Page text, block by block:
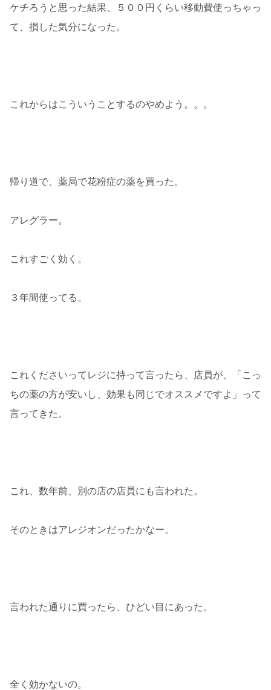
ケチろうと思った結果、５００円くらい移動費使っちゃっ
て、損した気分になった。
これからはこういうことするのやめよう。。。
帰り道で、薬局で花粉症の薬を買った。
アレグラー。
これすごく効く。
３年間使ってる。
これくださいってレジに持って言ったら、店員が、「こっ
ちの薬の方が安いし、効果も同じでオススメですよ」って
言ってきた。
これ、数年前、別の店の店員にも言われた。
そのときはアレジオンだったかなー。
言われた通りに買ったら、ひどい目にあった。
全く効かないの。